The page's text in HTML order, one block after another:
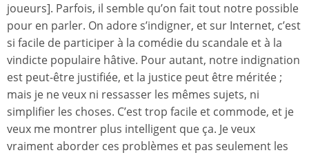
joueurs]. Parfois, il semble qu’on fait tout notre possible
pour en parler. On adore s’indigner, et sur Internet, c’est
si facile de participer à la comédie du scandale et à la
vindicte populaire hâtive. Pour autant, notre indignation
est peut-être justifiée, et la justice peut être méritée ;
mais je ne veux ni ressasser les mêmes sujets, ni
simplifier les choses. C’est trop facile et commode, et je
veux me montrer plus intelligent que ça. Je veux
vraiment aborder ces problèmes et pas seulement les